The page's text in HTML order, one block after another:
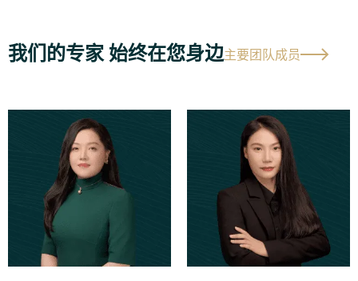
我们的专家 始终在您身边主要团队成员